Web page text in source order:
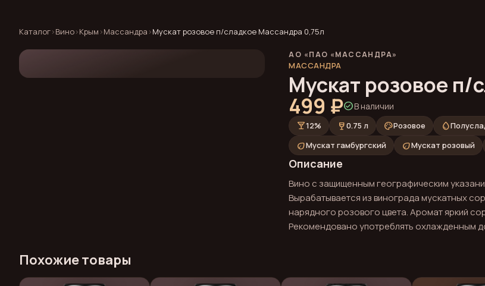
Каталог›Вино›Крым ›Массандра ›Мускат розовое п/сладкое Массандра 0,75л
АО «ПАО «МАССАНДРА»
МАССАНДРА
Мускат розовое п/
499 ₽check_circleВ наличии
local_bar12% wine_bar0.75 л paletteРозовое water_drop
ecoМускат гамбургский ecoМускат розовый
Описание
Вино с защищенным географическим
Вырабатывается из винограда мускатных
нарядного розового цвета. Аромат яркий
Рекомендовано употреблять охлажденным
Похожие товары